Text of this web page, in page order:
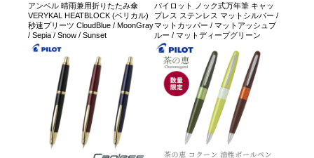
アンベル 晴雨兼用折りたたみ傘
VERYKAL HEATBLOCK (ベリカル)
秒速プリーツ CloudBlue / MoonGray
/ Sepia / Snow / Sunset
パイロット ノック式万年筆 キャッ
プレス ステンレス マットシルバー /
マットカッパー / マットアッシュブ
ルー / マットディープグリーン